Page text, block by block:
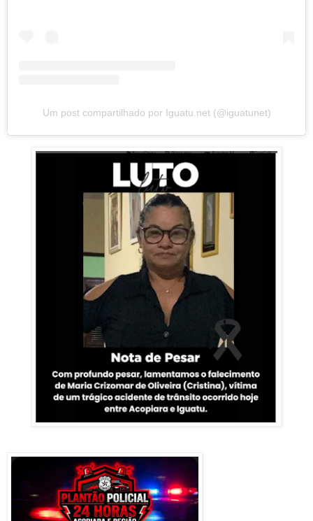
Um post compartilhado por Iguatu.net (@iguatunet)